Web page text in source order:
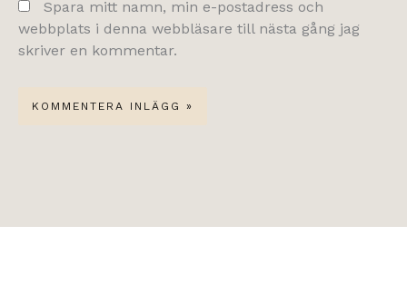
Spara mitt namn, min e-postadress och
webbplats i denna webbläsare till nästa gång jag
skriver en kommentar.